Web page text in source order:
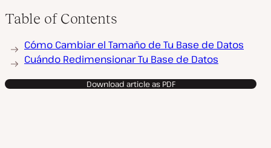
Table of Contents
Cómo Cambiar el Tamaño de Tu Base de Datos
Cuándo Redimensionar Tu Base de Datos
Download article as PDF